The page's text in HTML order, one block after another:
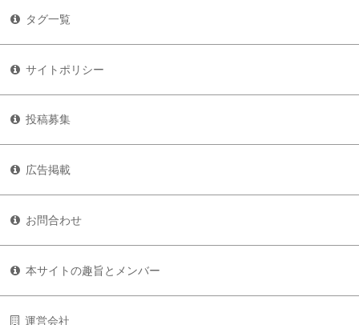
タグ一覧
サイトポリシー
投稿募集
広告掲載
お問合わせ
本サイトの趣旨とメンバー
運営会社